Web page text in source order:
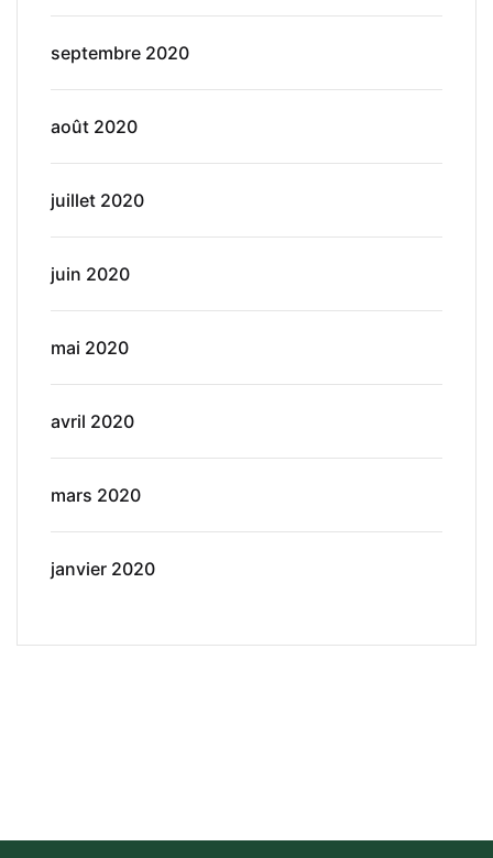
septembre 2020
août 2020
juillet 2020
juin 2020
mai 2020
avril 2020
mars 2020
janvier 2020